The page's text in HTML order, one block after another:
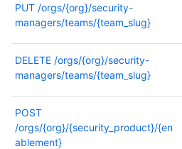
PUT /orgs/{org}/security-
managers/teams/{team_slug}
DELETE /orgs/{org}/security-
managers/teams/{team_slug}
POST
/orgs/{org}/{security_product}/{en
ablement}